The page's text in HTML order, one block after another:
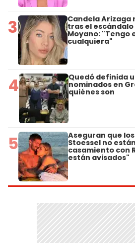
3 Candela Arizaga
tras el
Moyano: "Tengo
cualquiera"
4 Quedó definida
nominados en
quiénes son
5 Aseguran que
Stoessel no
casamiento con
están avisados"